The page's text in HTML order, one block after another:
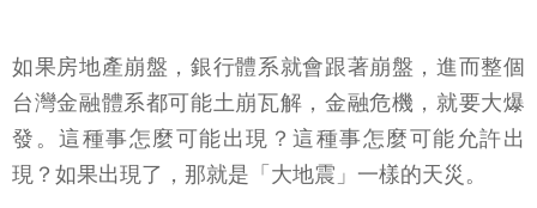
如果房地產崩盤，銀行體系就會跟著崩盤，進而整個
台灣金融體系都可能土崩瓦解，金融危機，就要大爆
發。這種事怎麼可能出現？這種事怎麼可能允許出
現？如果出現了，那就是「大地震」一樣的天災。